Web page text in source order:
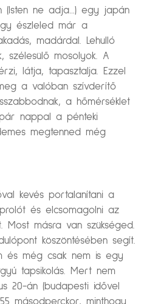
(Isten ne adja…) egy japán
észleled már a
madárdal. Lehulló
szélesülő mosolyok. A
látja, tapasztalja. Ezzel
a valóban szívderítő
a hőmérséklet
nappal a pénteki
megtenned még
kevés portalanítani a
és elcsomagolni az
Most másra van szükséged.
köszöntésében segít.
és még csak nem is egy
tapsikolás. Mert nem
20-án (budapesti idővel